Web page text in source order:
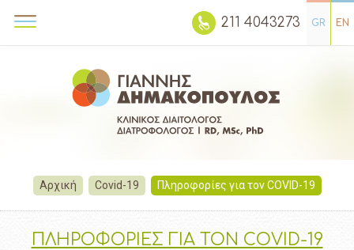
GR EN
211 4043273
Αρχική Covid-19 Πληροφορίες για τον COVID-19
ΠΛΗΡΟΦΟΡΙΕΣ ΓΙΑ ΤΟΝ COVID-19